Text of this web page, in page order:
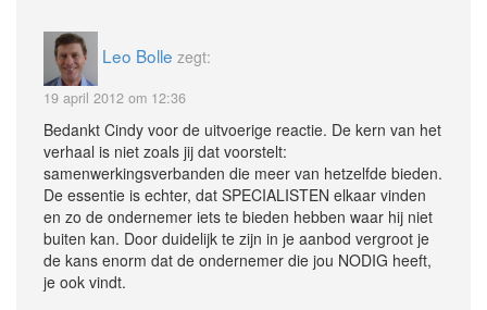
Leo Bolle zegt:
19 april 2012 om 12:36
Bedankt Cindy voor de uitvoerige reactie. De kern van het
verhaal is niet zoals jij dat voorstelt:
samenwerkingsverbanden die meer van hetzelfde bieden.
De essentie is echter, dat SPECIALISTEN elkaar vinden
en zo de ondernemer iets te bieden hebben waar hij niet
buiten kan. Door duidelijk te zijn in je aanbod vergroot je
de kans enorm dat de ondernemer die jou NODIG heeft,
je ook vindt.